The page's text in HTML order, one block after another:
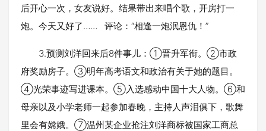
后开心一次，女友说好。结果带出来唱个歌，开房打一
炮。今天又好了…… 评论：“相逢一炮泯恩仇！”
3.预测刘洋回来后8件事儿：①晋升军衔。②市政
府奖励房子。③明年高考语文和政治有关于她的题目。
④光荣事迹写进课本。⑤入选感动中国十大人物。⑥和
母亲以及小学老师一起参加春晚，主持人声泪俱下，歌舞
里会有嫦娥。⑦温州某企业抢注刘洋商标被国家工商总